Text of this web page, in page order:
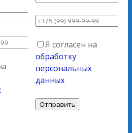
Я согласен на
обработку
персональных
данных